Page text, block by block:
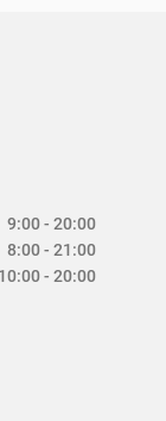
9:00 - 20:00
8:00 - 21:00
10:00 - 20:00